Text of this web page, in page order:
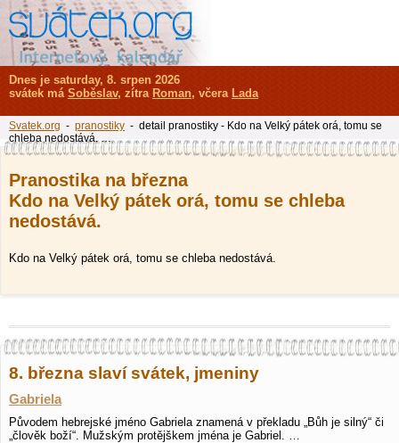
Pranostika na března
Kdo na Velký pátek orá, tomu se chleba
nedostává.
Kdo na Velký pátek orá, tomu se chleba nedostává.
8. března slaví svátek, jmeniny
Gabriela
Původem hebrejské jméno Gabriela znamená v překladu „Bůh je silný“ či
„člověk boží“. Mužským protějškem jména je Gabriel. …
Dnes je saturday, 8. srpen 2026
svátek má Soběslav, zítra Roman, včera Lada
Svatek.org - pranostiky - detail pranostiky - Kdo na Velký pátek orá, tomu se
chleba nedostává. …